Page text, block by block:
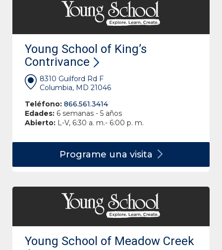
Young School of King’s
Contrivance
8310 Guilford Rd F
Columbia, MD 21046
Teléfono: 866.561.3414
Edades: 6 semanas - 5 años
Abierto: L-V, 6:30 a. m.- 6:00 p. m.
Programe una visita
Young School of Meadow Creek